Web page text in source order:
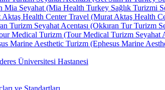
Mia Seyahat (Mia Health Turkey Sağlık Turizmi
Aktaş Health Center Travel (Murat Aktaş Health
Turizm Seyahat Acentası (Okkıran Tur Turizm
Medical Turizm (Tour Medical Turizm Seyahat
Marine Aesthetic Turizm (Ephesus Marine
Üniversitesi Hastanesi
ve Standartları